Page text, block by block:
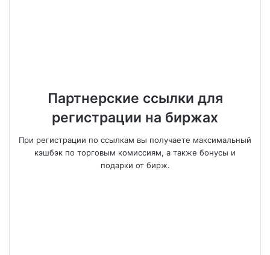
Партнерские ссылки для
регистрации на биржах
При регистрации по ссылкам вы получаете максимальный
кэшбэк по торговым комиссиям, а также бонусы и
подарки от бирж.